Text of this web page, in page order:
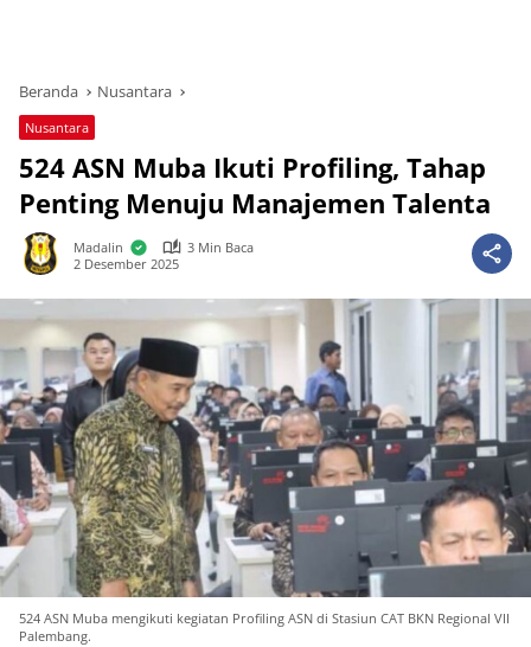
Beranda Nusantara
Nusantara
524 ASN Muba Ikuti Profiling, Tahap
Penting Menuju Manajemen Talenta
Madalin
3 Min Baca
2 Desember 2025
524 ASN Muba mengikuti kegiatan Profiling ASN di Stasiun CAT BKN Regional VII
Palembang.